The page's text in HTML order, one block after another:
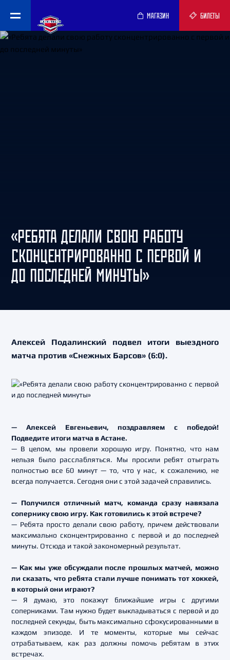
МАГАЗИН БИЛЕТЫ
«РЕБЯТА ДЕЛАЛИ СВОЮ РАБОТУ
СКОНЦЕНТРИРОВАННО С ПЕРВОЙ И
ДО ПОСЛЕДНЕЙ МИНУТЫ»
Алексей Подалинский подвел итоги выездного
матча против «Снежных Барсов» (6:0).
— Алексей Евгеньевич, поздравляем с победой!
Подведите итоги матча в Астане.
— В целом, мы провели хорошую игру. Понятно, что нам
нельзя было расслабляться. Мы просили ребят отыграть
полностью все 60 минут — то, что у нас, к сожалению, не
всегда получается. Сегодня они с этой задачей справились.
— Получился отличный матч, команда сразу навязала
сопернику свою игру. Как готовились к этой встрече?
— Ребята просто делали свою работу, причем действовали
максимально сконцентрированно с первой и до последней
минуты. Отсюда и такой закономерный результат.
— Как мы уже обсуждали после прошлых матчей, можно
ли сказать, что ребята стали лучше понимать тот хоккей,
в который они играют?
— Я думаю, это покажут ближайшие игры с другими
соперниками. Там нужно будет выкладываться с первой и до
последней секунды, быть максимально сфокусированными в
каждом эпизоде. И те моменты, которые мы сейчас
отрабатываем, как раз должны помочь ребятам в этих
встречах.